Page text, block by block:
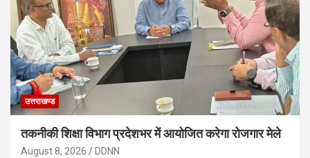
उत्तराखण्ड
तकनीकी शिक्षा विभाग प्रदेशभर में आयोजित करेगा रोजगार मेले
August 8, 2026 DDNN